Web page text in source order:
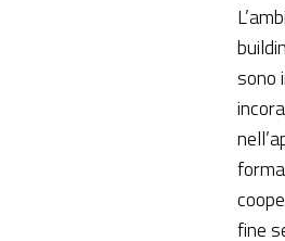
sono
fine